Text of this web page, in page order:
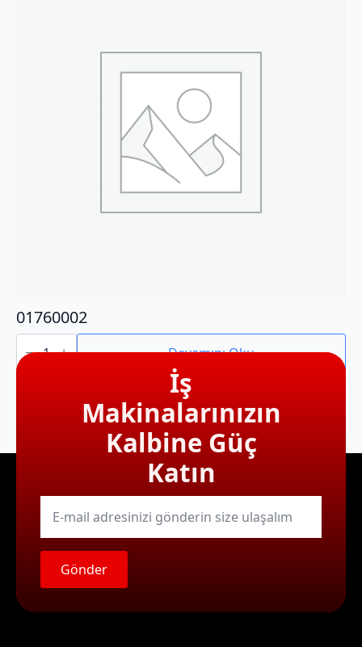
01760002
01760002
adet Devamını Oku
İş
Makinalarınızın
Kalbine Güç
Katın
E-
mail
Gönder